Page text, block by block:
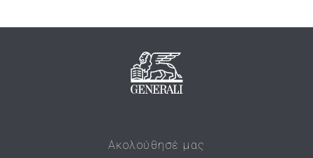
Ακολούθησέ μας